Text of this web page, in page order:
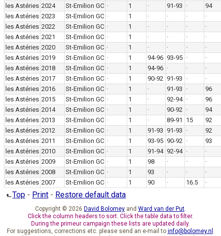
les Astéries 2024 St-Emilion GC · 1 · 91-93 ·
94
les Astéries 2023 St-Emilion GC · 1 · · ·
·
les Astéries 2022 St-Emilion GC · 1 · · ·
·
les Astéries 2021 St-Emilion GC · 1 · · ·
·
les Astéries 2020 St-Emilion GC · 1 · · ·
·
les Astéries 2019 St-Emilion GC · 1 94-96 93-95 ·
·
les Astéries 2018 St-Emilion GC · 1 94-96 · ·
·
les Astéries 2017 St-Emilion GC · 1 90-92 91-93 ·
·
les Astéries 2016 St-Emilion GC · 1 · 91-93 ·
96
les Astéries 2015 St-Emilion GC · 1 · 92-94 ·
96
les Astéries 2014 St-Emilion GC · 1 · 90-92 ·
94
les Astéries 2013 St-Emilion GC · 1 · 89-91 15
92
les Astéries 2012 St-Emilion GC · 1 91-93 91-93 ·
92
les Astéries 2011 St-Emilion GC · 1 93-95 90-92 ·
93
les Astéries 2010 St-Emilion GC · 1 91-94 92-94 ·
·
les Astéries 2009 St-Emilion GC · 1 98 · ·
·
les Astéries 2008 St-Emilion GC · 1 93 · ·
·
les Astéries 2007 St-Emilion GC · 1 90 · 16.5 ·
Top - Print - Restore default data
Copyright © 2026 David Bolomey and Ward van der Put.
Click the column headers to sort. Click the table data to filter.
During the primeur campaign these lists are updated daily.
For suggestions, corrections etc. please send an e-mail to info@bolomey.nl .